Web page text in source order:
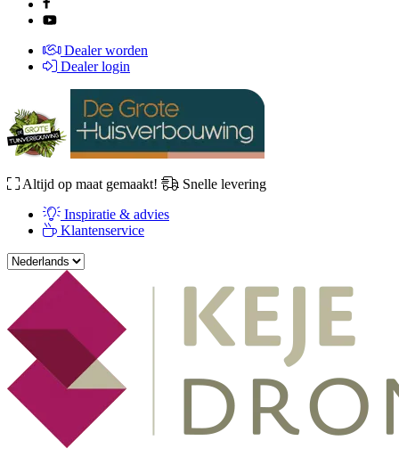
Dealer worden
Dealer login
Altijd op maat gemaakt!
Snelle levering
Inspiratie & advies
Klantenservice